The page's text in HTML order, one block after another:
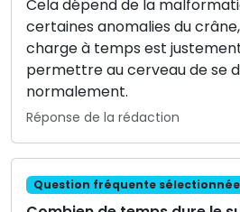
Cela dépend de la
certaines anomalies du
charge à temps est
permettre au cerveau de se
normalement.
Réponse de la rédaction
Question fréquente